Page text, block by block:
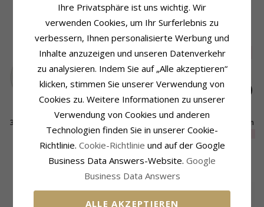
VERWANDTE PRODUKTE
30 mm BNH Kreole in
Silber
CHANTI Preis 53,-
60 mm BNH Kreole in
Silber
CHANTI Preis 80,-
SALE
30 mm BNH Kreole in
Silber
EXTRA
KUNDEN KAUFTEN AUCH
Ihre Privatsphäre ist uns wichtig. Wir
verwenden Cookies, um Ihr Surferlebnis zu
verbessern, Ihnen personalisierte Werbung und
Inhalte anzuzeigen und unseren Datenverkehr
zu analysieren. Indem Sie auf „Alle akzeptieren“
klicken, stimmen Sie unserer Verwendung von
Cookies zu. Weitere Informationen zu unserer
Verwendung von Cookies und anderen
Technologien finden Sie in unserer Cookie-
Richtlinie. Cookie-Richtlinie und auf der Google
Business Data Answers-Website. Google
Business Data Answers
ALLE AKZEPTIEREN